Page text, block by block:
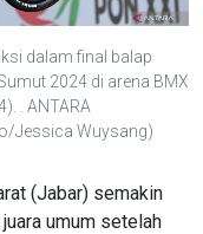
dalam final balap
2024 di arena BMX
. ANTARA
Jessica Wuysang)
(Jabar) semakin
umum setelah